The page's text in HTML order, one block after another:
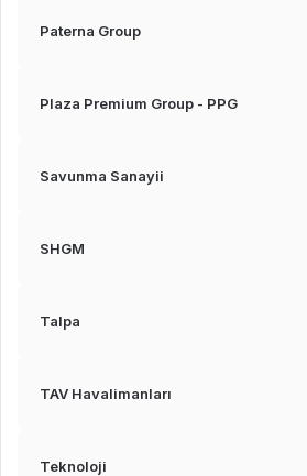
Paterna Group
Plaza Premium Group - PPG
Savunma Sanayii
SHGM
Talpa
TAV Havalimanları
Teknoloji